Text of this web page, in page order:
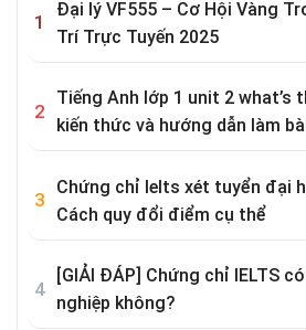
Đại lý VF555 – Cơ Hội Vàng
Trí Trực Tuyến 2025
Tiếng Anh lớp 1 unit 2 what’s
kiến thức và hướng dẫn làm
Chứng chỉ Ielts xét tuyển đại
Cách quy đổi điểm cụ thể
[GIẢI ĐÁP] Chứng chỉ IELTS
nghiệp không?